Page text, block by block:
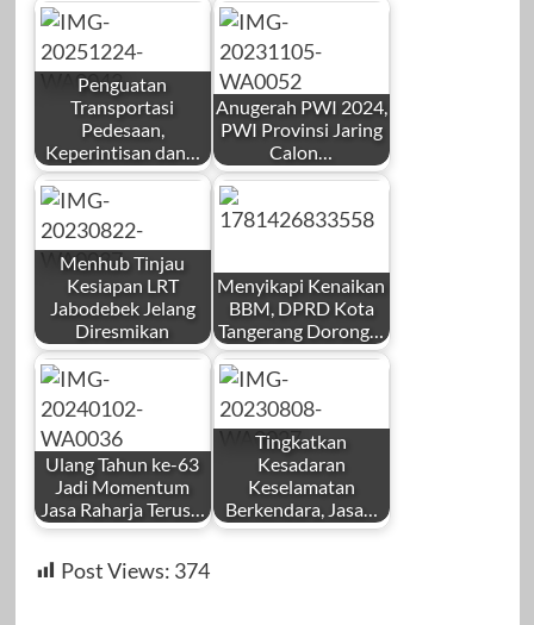
Penguatan
Transportasi
Pedesaan,
Keperintisan dan…
by
Redaksi
Desember 24,
2025
Anugerah PWI 2024,
PWI Provinsi Jaring
Calon…
by
Redaksi
November 6, 2023
Menhub Tinjau
Kesiapan LRT
Jabodebek Jelang
Diresmikan
by
Redaksi
Agustus 22, 2023
Menyikapi Kenaikan
BBM, DPRD Kota
Tangerang Dorong…
by
Redaksi
Ulang Tahun ke-63
Jadi Momentum
Jasa Raharja Terus…
by
Redaksi
Tingkatkan
Kesadaran
Keselamatan
Berkendara, Jasa…
by
Post Views: 374